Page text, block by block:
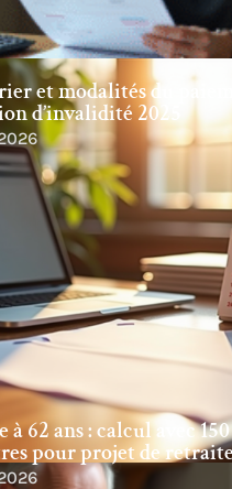
à 62 ans : calcul avec 150
pour projet de
et modalités du
d’invalidité 2025